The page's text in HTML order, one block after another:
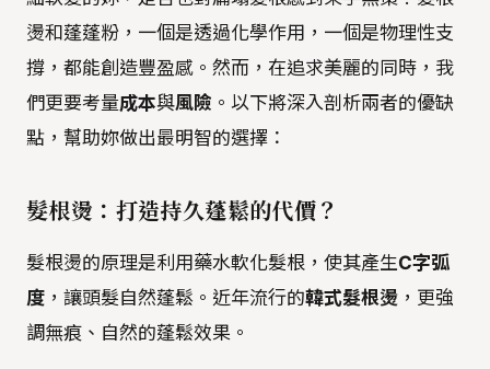
燙和蓬蓬粉，一個是透過化學作用，一個是物理性支
撐，都能創造豐盈感。然而，在追求美麗的同時，我
們更要考量成本與風險 。以下將深入剖析兩者的優缺
點，幫助妳做出最明智的選擇：
髮根燙：打造持久蓬鬆的代價？
髮根燙的原理是利用藥水軟化髮根，使其產生C字弧
度 ，讓頭髮自然蓬鬆。近年流行的韓式髮根燙 ，更強
調無痕、自然的蓬鬆效果。